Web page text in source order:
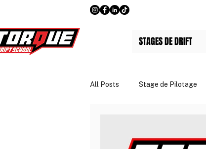
STAGES DE DRIFT
All Posts Stage de Pilotage